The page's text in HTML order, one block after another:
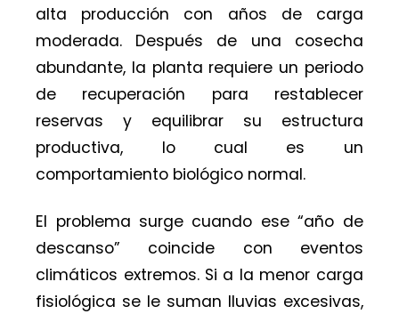
alta producción con años de carga
moderada. Después de una cosecha
abundante, la planta requiere un periodo
de recuperación para restablecer
reservas y equilibrar su estructura
productiva, lo cual es un
comportamiento biológico normal.
El problema surge cuando ese “año de
descanso” coincide con eventos
climáticos extremos. Si a la menor carga
fisiológica se le suman lluvias excesivas,